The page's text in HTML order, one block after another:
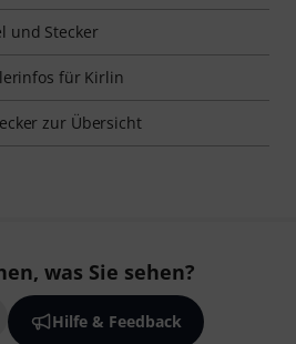
und Stecker
für Kirlin
zur Übersicht
was Sie sehen?
Hilfe & Feedback